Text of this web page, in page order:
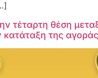
τέταρτη θέση
κατάταξη της αγοράς